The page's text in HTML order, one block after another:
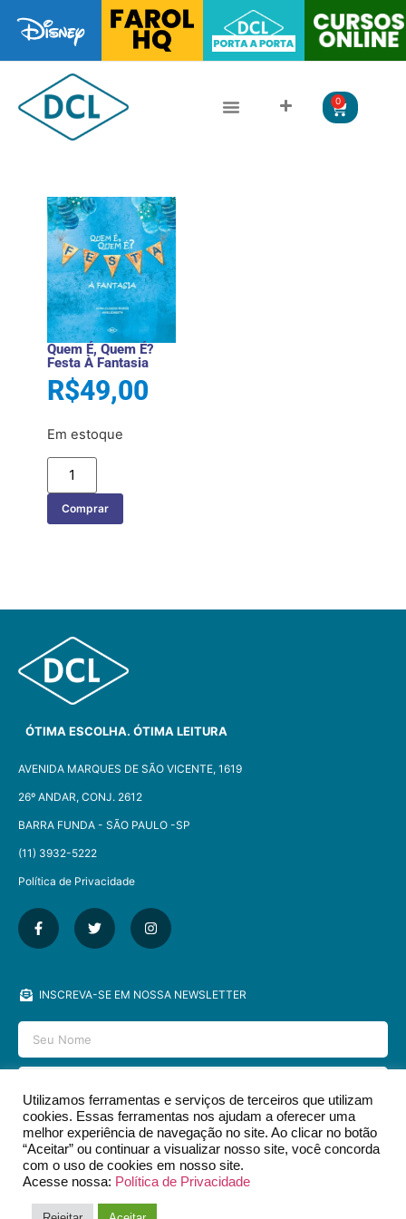
0
Quem É, Quem É?
Festa À Fantasia
R$49,00
Em estoque
Comprar
ÓTIMA ESCOLHA. ÓTIMA LEITURA
AVENIDA MARQUES DE SÃO VICENTE, 1619
26º ANDAR, CONJ. 2612
BARRA FUNDA - SÃO PAULO -SP​
(11) 3932-5222
Política de Privacidade
INSCREVA-SE EM NOSSA NEWSLETTER
ENVIAR
Utilizamos ferramentas e serviços de terceiros que utilizam
cookies. Essas ferramentas nos ajudam a oferecer uma
melhor experiência de navegação no site. Ao clicar no botão
“Aceitar” ou continuar a visualizar nosso site, você concorda
com o uso de cookies em nosso site.
Acesse nossa: Política de Privacidade